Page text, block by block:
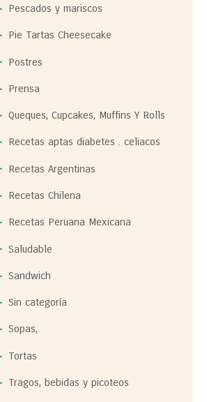
Pescados y mariscos
Pie Tartas Cheesecake
Postres
Prensa
Queques, Cupcakes, Muffins Y Rolls
Recetas aptas diabetes . celiacos
Recetas Argentinas
Recetas Chilena
Recetas Peruana Mexicana
Saludable
Sandwich
Sin categoría
Sopas,
Tortas
Tragos, bebidas y picoteos